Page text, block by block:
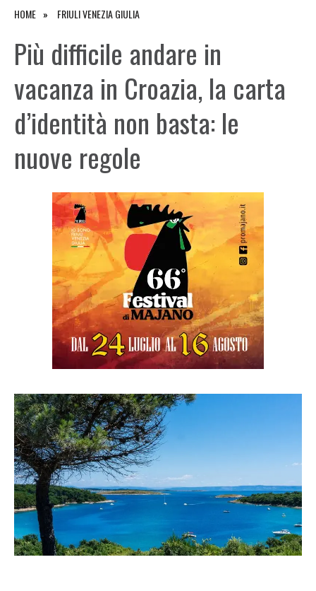
HOME FRIULI VENEZIA GIULIA
Più difficile andare in
vacanza in Croazia, la carta
d’identità non basta: le
nuove regole